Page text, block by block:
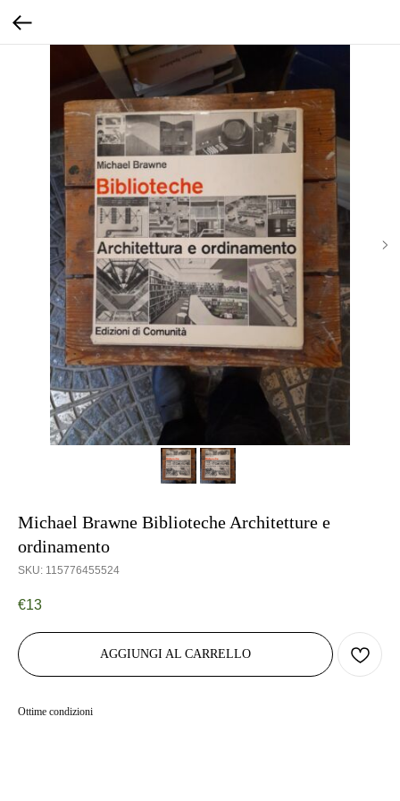
Michael Brawne Biblioteche Architetture e
ordinamento
SKU: 115776455524
€13
AGGIUNGI AL CARRELLO
Ottime condizioni